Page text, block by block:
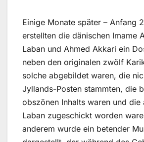
Einige Monate später – Anfang
erstellten die dänischen Imame
Laban und Ahmed Akkari ein
neben den originalen zwölf
solche abgebildet waren, die
Jyllands-Posten stammten, die
obszönen Inhalts waren und die
Laban zugeschickt worden
anderem wurde ein betender